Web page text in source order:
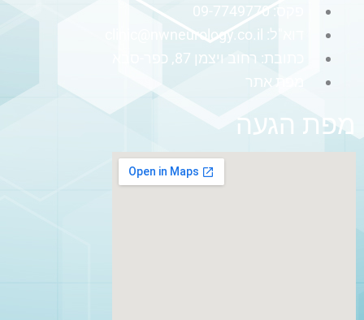
פקס: 09-7749770
דוא"ל: clinic@nwneurology.co.il
כתובת: רחוב ויצמן 87, כפר-סבא
מפת אתר
מפת הגעה